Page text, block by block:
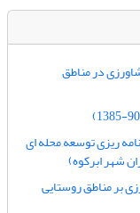
در مناطق
ریزی توسعه محله ای
شهر ابرکوه)
بر مناطق روستایی